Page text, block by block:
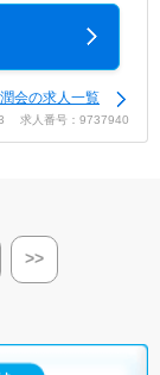
会の求人一覧
求人番号：9737940
>>